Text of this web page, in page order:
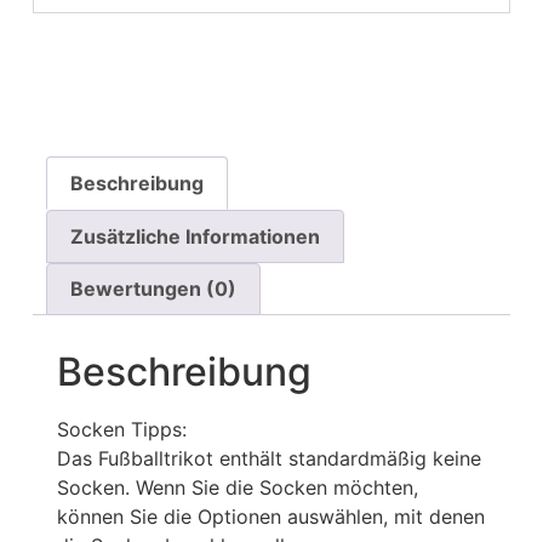
Beschreibung
Zusätzliche Informationen
Bewertungen (0)
Beschreibung
Socken Tipps:
Das Fußballtrikot enthält standardmäßig keine
Socken. Wenn Sie die Socken möchten,
können Sie die Optionen auswählen, mit denen